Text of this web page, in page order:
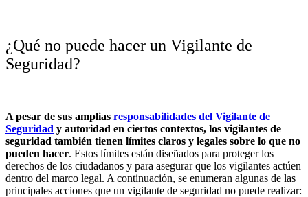
¿Qué no puede hacer un Vigilante de
Seguridad?
A pesar de sus amplias responsabilidades del Vigilante de
Seguridad y autoridad en ciertos contextos, los vigilantes de
seguridad también tienen límites claros y legales sobre lo que no
pueden hacer. Estos límites están diseñados para proteger los
derechos de los ciudadanos y para asegurar que los vigilantes actúen
dentro del marco legal. A continuación, se enumeran algunas de las
principales acciones que un vigilante de seguridad no puede realizar: